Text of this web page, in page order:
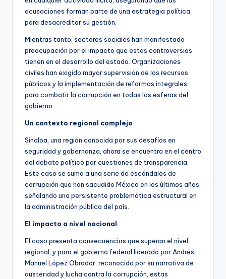
acusaciones forman parte de una estrategia política
para desacreditar su gestión.
Mientras tanto, sectores sociales han manifestado
preocupación por el impacto que estas controversias
tienen en el desarrollo del estado. Organizaciones
civiles han exigido mayor supervisión de los recursos
públicos y la implementación de reformas integrales
para combatir la corrupción en todas las esferas del
gobierno.
Un contexto regional complejo
Sinaloa, una región conocida por sus desafíos en
seguridad y gobernanza, ahora se encuentra en el centro
del debate político por cuestiones de transparencia.
Este caso se suma a una serie de escándalos de
corrupción que han sacudido México en los últimos años,
señalando una persistente problemática estructural en
la administración pública del país.
El impacto a nivel nacional
El caso presenta consecuencias que superan el nivel
regional, y para el gobierno federal liderado por Andrés
Manuel López Obrador, reconocido por su narrativa de
austeridad y lucha contra la corrupción, estas